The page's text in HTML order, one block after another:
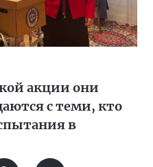
акции они
с теми, кто
в